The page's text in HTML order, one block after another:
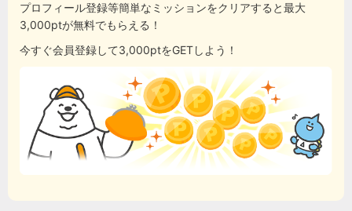
プロフィール登録等簡単なミッションをクリアすると最大
3,000ptが無料でもらえる！
今すぐ会員登録して3,000ptをGETしよう！